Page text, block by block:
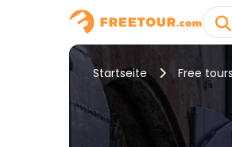
Startseite Free